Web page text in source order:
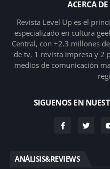
ACERCA
Revista Level Up es el
especializado en cultura
Central, con +2.3 millones
de tv, 1 revista impresa y 2
medios de comunicación
SIGUENOS EN
ANÁLISIS&REVIEWS